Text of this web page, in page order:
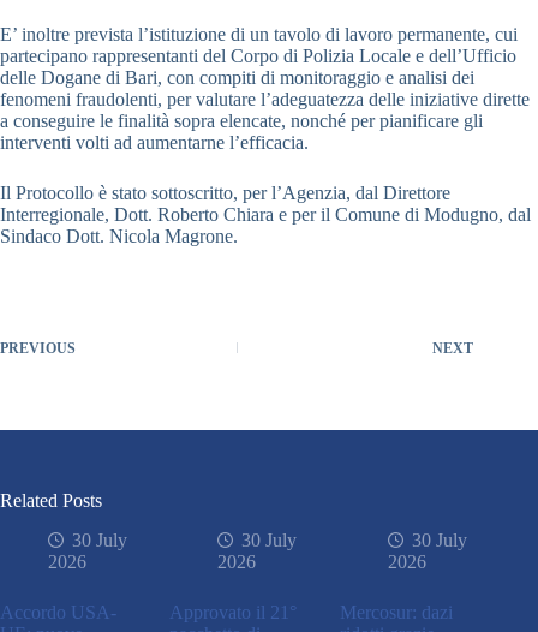
E’ inoltre prevista l’istituzione di un tavolo di lavoro permanente, cui
partecipano rappresentanti del Corpo di Polizia Locale e dell’Ufficio
delle Dogane di Bari, con compiti di monitoraggio e analisi dei
fenomeni fraudolenti, per valutare l’adeguatezza delle iniziative dirette
a conseguire le finalità sopra elencate, nonché per pianificare gli
interventi volti ad aumentarne l’efficacia.
Il Protocollo è stato sottoscritto, per l’Agenzia, dal Direttore
Interregionale, Dott. Roberto Chiara e per il Comune di Modugno, dal
Sindaco Dott. Nicola Magrone.
PREVIOUS NEXT
Related Posts
30 July
2026
Accordo USA-
30 July
2026
Approvato il 21°
30 July
2026
Mercosur: dazi